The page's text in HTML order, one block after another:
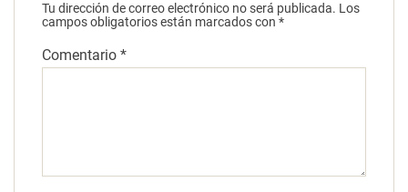
Tu dirección de correo electrónico no será publicada. Los
campos obligatorios están marcados con *
Comentario *